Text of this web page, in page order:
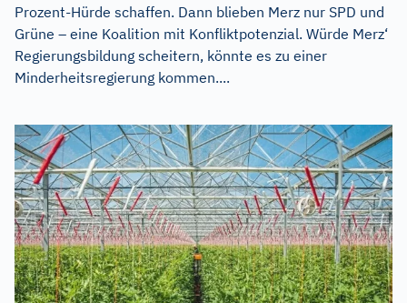
Prozent-Hürde schaffen. Dann blieben Merz nur SPD und
Grüne – eine Koalition mit Konfliktpotenzial. Würde Merz‘
Regierungsbildung scheitern, könnte es zu einer
Minderheitsregierung kommen....